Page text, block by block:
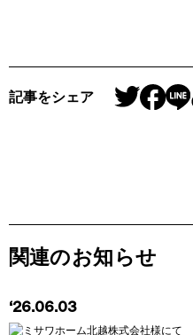
記事をシェア
関連のお知らせ
‘26.06.03